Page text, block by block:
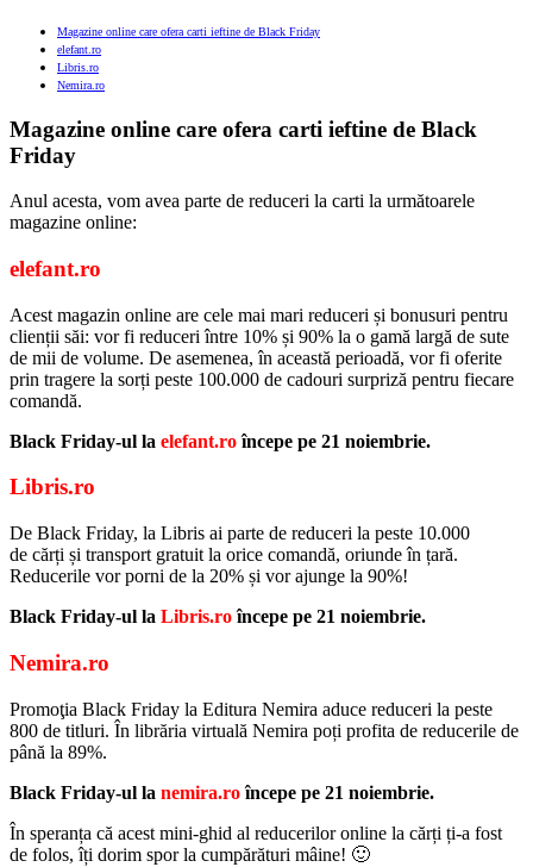
Magazine online care ofera carti ieftine de Black Friday
elefant.ro
Libris.ro
Nemira.ro
Magazine online care ofera carti ieftine de Black
Friday
Anul acesta, vom avea parte de reduceri la carti la următoarele
magazine online:
elefant.ro
Acest magazin online are cele mai mari reduceri și bonusuri pentru
clienții săi: vor fi reduceri între 10% și 90% la o gamă largă de sute
de mii de volume. De asemenea, în această perioadă, vor fi oferite
prin tragere la sorți peste 100.000 de cadouri surpriză pentru fiecare
comandă.
Black Friday-ul la elefant.roîncepe pe 21 noiembrie.
Libris.ro
De Black Friday, la Libris ai parte de reduceri la peste 10.000
de cărți și transport gratuit la orice comandă, oriunde în țară.
Reducerile vor porni de la 20% și vor ajunge la 90%!
Black Friday-ul la Libris.roîncepe pe 21 noiembrie.
Nemira.ro
Promoţia Black Friday la Editura Nemira aduce reduceri la peste
800 de titluri. În librăria virtuală Nemira poți profita de reducerile de
până la 89%.
Black Friday-ul la nemira.roîncepe pe 21 noiembrie.
În speranța că acest mini-ghid al reducerilor online la cărți ți-a fost
de folos, îți dorim spor la cumpărături mâine! 🙂